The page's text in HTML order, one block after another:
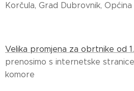
Korčula, Grad Dubrovnik,
Velika promjena za obrtnike od
prenosimo s internetske
komore